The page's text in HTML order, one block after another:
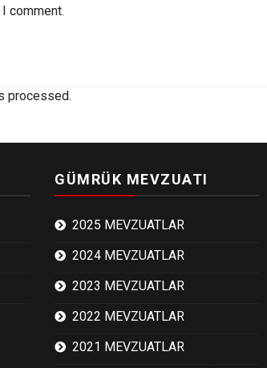
comment.
processed.
GÜMRÜK MEVZUATI
2025 MEVZUATLAR
2024 MEVZUATLAR
2023 MEVZUATLAR
2022 MEVZUATLAR
2021 MEVZUATLAR